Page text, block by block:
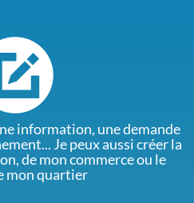
information, une demande
Je peux aussi créer la
de mon commerce ou le
mon quartier